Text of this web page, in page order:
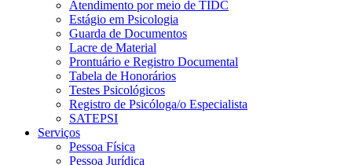
Atendimento por meio de TIDC
Estágio em Psicologia
Guarda de Documentos
Lacre de Material
Prontuário e Registro Documental
Tabela de Honorários
Testes Psicológicos
Registro de Psicóloga/o Especialista
SATEPSI
Serviços
Pessoa Física
Pessoa Jurídica